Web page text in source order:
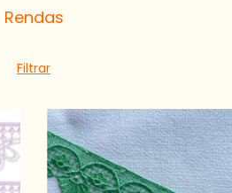
Rendas
Filtrar